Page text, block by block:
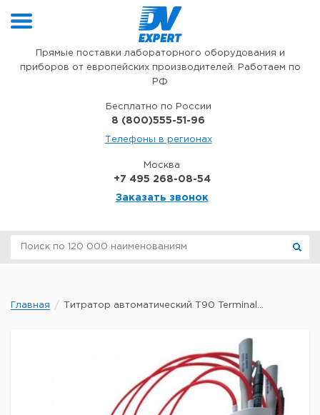
Прямые поставки лабораторного оборудования и
приборов от европейских производителей. Работаем по
РФ
Бесплатно по России
8 (800)555-51-96
Телефоны в регионах
Москва
+7 495 268-08-54
Заказать звонок
Главная Титратор автоматический T90 Terminal...